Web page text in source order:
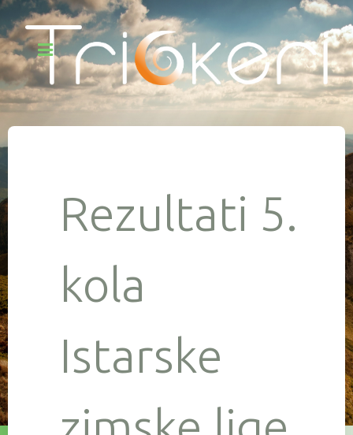
Rezultati 5.
kola
Istarske